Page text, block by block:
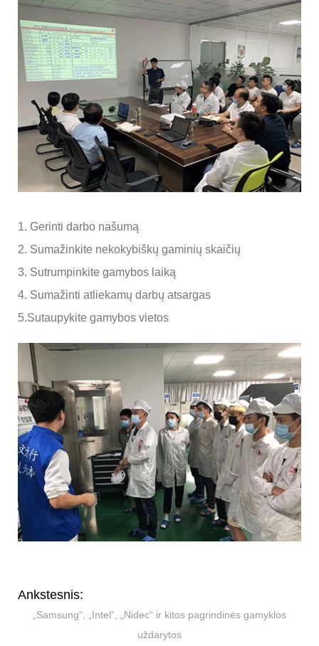
1. Gerinti darbo našumą
2. Sumažinkite nekokybiškų gaminių skaičių
3. Sutrumpinkite gamybos laiką
4. Sumažinti atliekamų darbų atsargas
5.Sutaupykite gamybos vietos
Ankstesnis:
„Samsung“, „Intel“, „Nidec“ ir kitos pagrindinės gamyklos
uždarytos